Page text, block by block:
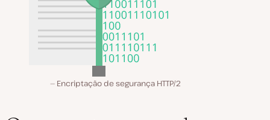
Encriptação de segurança HTTP/2